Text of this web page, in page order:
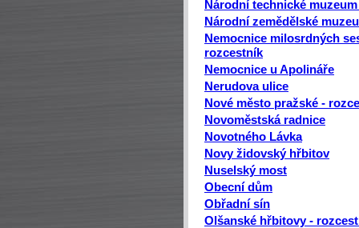
Národní technické
Národní zemědělské
Nemocnice milosrdných
rozcestník
Nemocnice u Apolináře
Nerudova ulice
Nové město pražské -
Novoměstská radnice
Novotného Lávka
Novy židovský hřbitov
Nuselský most
Obecní dům
Obřadní sín
Olšanské hřbitovy -